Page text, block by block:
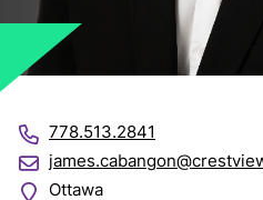
778.513.2841
Ottawa